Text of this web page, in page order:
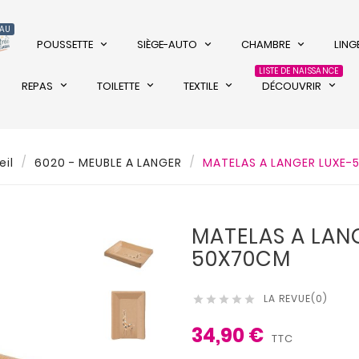
POUSSETTE SIÈGE-AUTO CHAMBRE
REPAS TOILETTE TEXTILE DÉCOUVRIR
LISTE DE NAISSANCE
6020 - MEUBLE A LANGER MATELAS A LANGER
MATELAS A
50X70CM
     LA REVUE(0)
34,90 € TTC